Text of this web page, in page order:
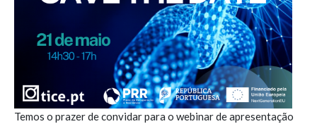
Temos o prazer de convidar para o webinar de apresentação